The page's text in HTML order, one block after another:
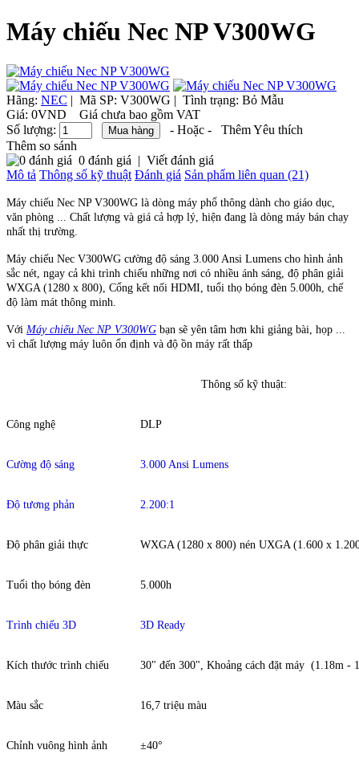
Máy chiếu Nec NP V300WG
Hãng: NEC | Mã SP: V300WG | Tình trạng: Bỏ Mẫu
Giá: 0VND
Giá chưa bao gồm VAT
Số lượng:
- Hoặc -
Thêm Yêu thích
Thêm so sánh
0 đánh giá | Viết đánh giá
Mô tả Thông số kỹ thuật Đánh giá Sản phẩm liên quan (21)
Máy chiếu Nec NP V300WG là dòng máy phổ thông dành cho giáo dục,
văn phòng ... Chất lượng và giá cả hợp lý, hiện đang là dòng máy bán chạy
nhất thị trường.
Máy chiếu Nec V300WG cường độ sáng 3.000 Ansi Lumens cho hình ảnh
sắc nét, ngay cả khi trình chiếu những nơi có nhiều ánh sáng, độ phân giải
WXGA (1280 x 800), Cổng kết nối HDMI, tuổi thọ bóng đèn 5.000h, chế
độ làm mát thông minh.
Với Máy chiếu Nec NP V300WG bạn sẽ yên tâm hơn khi giảng bài, họp ...
vì chất lượng máy luôn ổn định và độ ồn máy rất thấp
Thông số kỹ thuật:
Công nghệ DLP
Cường độ sáng 3.000 Ansi Lumens
Độ tương phản 2.200:1
Độ phân giải thực WXGA (1280 x 800) nén UXGA (1.600 x
Tuổi thọ bóng đèn 5.000h
Trình chiếu 3D 3D Ready
Kích thước trình chiếu 30" đến 300", Khoảng cách đặt máy (1.18m -
Màu sắc 16,7 triệu màu
Chỉnh vuông hình ảnh ±40°